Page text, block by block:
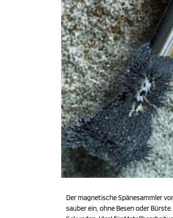
Der magnetische Spänesammler
sauber ein, ohne Besen oder